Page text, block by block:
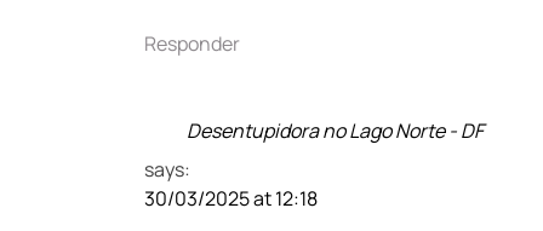
Responder
Desentupidora no Lago Norte - DF
says:
30/03/2025 at 12:18